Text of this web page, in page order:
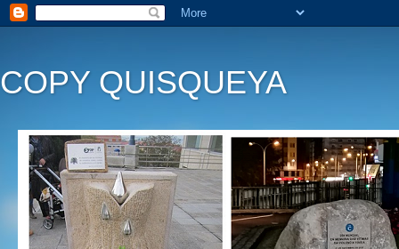
COPY QUISQUEYA